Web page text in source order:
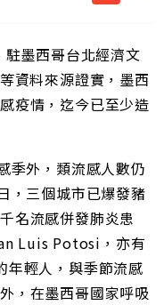
短
網
址
駐墨西哥台北經濟文
資料來源證實，墨西
疫情，迄今已至少造
季外，類流感人數仍
，三個城市已爆發豬
名流感併發肺炎患
Luis Potosi，亦有
年輕人，與季節流感
，在墨西哥國家呼吸